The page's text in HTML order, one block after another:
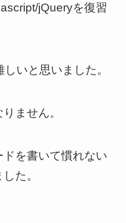
jQueryを復習
いと思いました。
ません。
を書いて慣れない
た。